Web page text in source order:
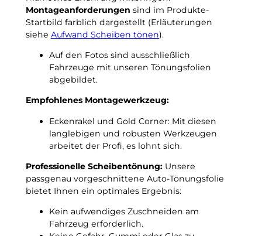
c
h
u
–
3
G
a
s
s
u
n
g
s
Montageanforderungen sind im Produkte-
Startbild farblich dargestellt (Erläuterungen
siehe Aufwand Scheiben tönen).
Auf den Fotos sind ausschließlich
Fahrzeuge mit unseren Tönungsfolien
abgebildet.
Empfohlenes Montagewerkzeug:
Eckenrakel und Gold Corner: Mit diesen
langlebigen und robusten Werkzeugen
arbeitet der Profi, es lohnt sich.
Professionelle Scheibentönung:Unsere
passgenau vorgeschnittene Auto-Tönungsfolie
bietet Ihnen ein optimales Ergebnis:
Kein aufwendiges Zuschneiden am
Fahrzeug erforderlich.